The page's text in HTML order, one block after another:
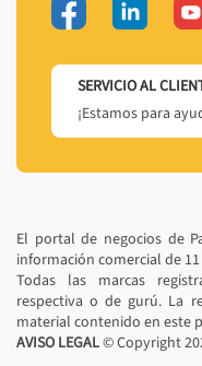
SERVICIO AL
¡Estamos para
El portal de negocios de
información comercial de
Todas las marcas
respectiva o de gurú. La
material contenido en este
AVISO LEGAL© Copyright